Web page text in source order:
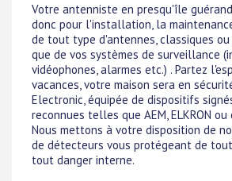
Votre antenniste en presqu'île
donc pour l'installation, la
de tout type d'antennes, classiques
que de vos systèmes de surveillance
vidéophones, alarmes etc.) . Partez
vacances, votre maison sera en
Electronic, équipée de dispositifs
reconnues telles que AEM, ELKRON ou
Nous mettons à votre disposition de
de détecteurs vous protégeant de
tout danger interne.